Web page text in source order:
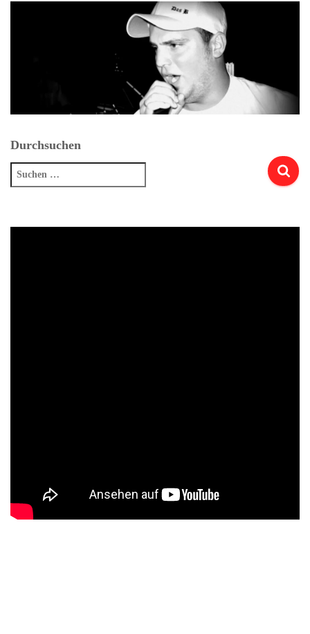
Durchsuchen
Suchen
nach: